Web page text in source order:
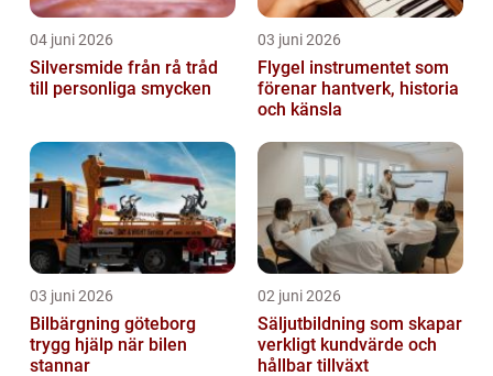
04 juni 2026
Silversmide från rå tråd
till personliga smycken
03 juni 2026
Flygel instrumentet som
förenar hantverk, historia
och känsla
03 juni 2026
Bilbärgning göteborg
trygg hjälp när bilen
stannar
02 juni 2026
Säljutbildning som skapar
verkligt kundvärde och
hållbar tillväxt